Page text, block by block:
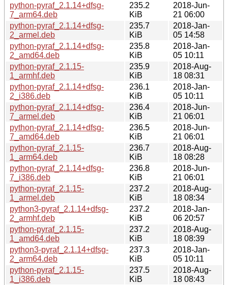
python-pyraf_2.1.14+dfsg-
7_arm64.deb
235.2
KiB
2018-Jun-
21 06:00
python-pyraf_2.1.14+dfsg-
2_armel.deb
235.7
KiB
2018-Jan-
05 14:58
python-pyraf_2.1.14+dfsg-
2_amd64.deb
235.8
KiB
2018-Jan-
05 10:11
python-pyraf_2.1.15-
1_armhf.deb
235.9
KiB
2018-Aug-
18 08:31
python-pyraf_2.1.14+dfsg-
2_i386.deb
236.1
KiB
2018-Jan-
05 10:11
python-pyraf_2.1.14+dfsg-
7_armel.deb
236.4
KiB
2018-Jun-
21 06:01
python-pyraf_2.1.14+dfsg-
7_amd64.deb
236.5
KiB
2018-Jun-
21 06:01
python-pyraf_2.1.15-
1_arm64.deb
236.7
KiB
2018-Aug-
18 08:28
python-pyraf_2.1.14+dfsg-
7_i386.deb
236.8
KiB
2018-Jun-
21 06:01
python-pyraf_2.1.15-
1_armel.deb
237.2
KiB
2018-Aug-
18 08:34
python3-pyraf_2.1.14+dfsg-
2_armhf.deb
237.2
KiB
2018-Jan-
06 20:57
python-pyraf_2.1.15-
1_amd64.deb
237.2
KiB
2018-Aug-
18 08:39
python3-pyraf_2.1.14+dfsg-
2_arm64.deb
237.3
KiB
2018-Jan-
05 10:11
python-pyraf_2.1.15-
1_i386.deb
237.5
KiB
2018-Aug-
18 08:43